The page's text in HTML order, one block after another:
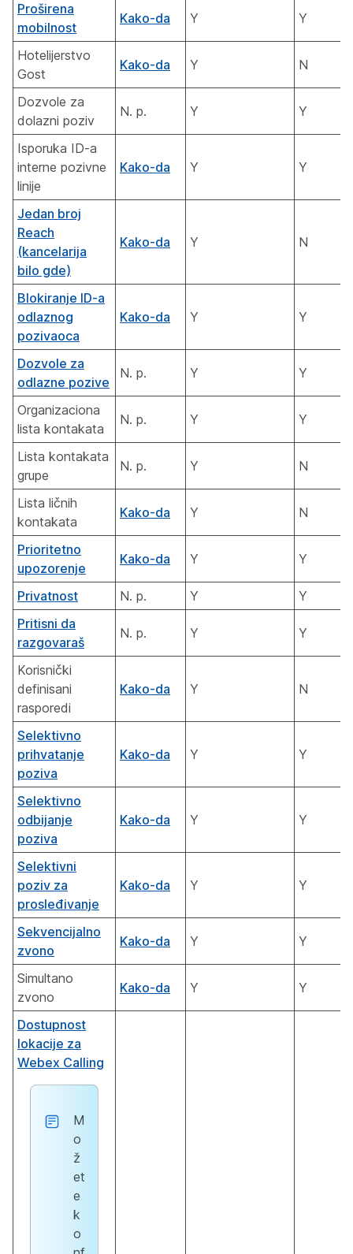
Proširena
mobilnost
Kako-da Y Y
Hotelijerstvo
Gost
Kako-da Y N
Dozvole za
dolazni poziv
N. p. Y Y
Isporuka ID-a
interne pozivne
linije
Kako-da Y Y
Jedan broj
Reach
(kancelarija
bilo gde)
Kako-da Y N
Blokiranje ID-a
odlaznog
pozivaoca
Kako-da Y Y
Dozvole za
odlazne pozive
N. p. Y Y
Organizaciona
lista kontakata
N. p. Y Y
Lista kontakata
grupe
N. p. Y N
Lista ličnih
kontakata
Kako-da Y N
Prioritetno
upozorenje
Kako-da Y Y
Privatnost N. p. Y
Y
Pritisni da
razgovaraš
N. p. Y Y
Korisnički
definisani
rasporedi
Kako-da Y N
Selektivno
prihvatanje
poziva
Kako-da Y Y
Selektivno
odbijanje
poziva
Kako-da Y Y
Selektivni
poziv za
prosleđivanje
Kako-da Y Y
Sekvencijalno
zvono
Kako-da Y Y
Simultano
zvono
Kako-da Y Y
Dostupnost
lokacije za
Webex Calling
M
o
ž
et
e
k
o